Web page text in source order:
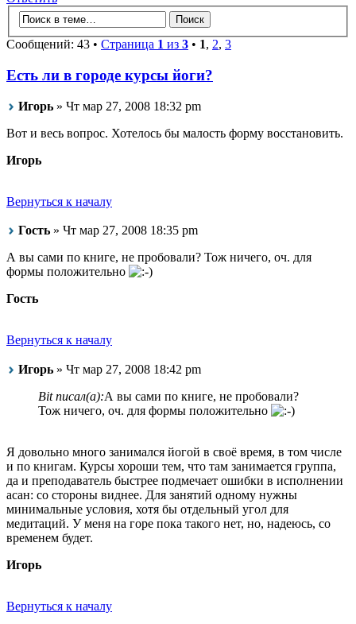
Сообщений: 43 • Страница 1 из 3 • 1, 2, 3
Есть ли в городе курсы йоги?
Игорь » Чт мар 27, 2008 18:32 pm
Вот и весь вопрос. Хотелось бы малость форму восстановить.
Игорь
Вернуться к началу
Гость » Чт мар 27, 2008 18:35 pm
А вы сами по книге, не пробовали? Тож ничего, оч. для
формы положительно
Гость
Вернуться к началу
Игорь » Чт мар 27, 2008 18:42 pm
Bit писал(а):А вы сами по книге, не пробовали?
Тож ничего, оч. для формы положительно
Я довольно много занимался йогой в своё время, в том числе
и по книгам. Курсы хороши тем, что там занимается группа,
да и преподаватель быстрее подмечает ошибки в исполнении
асан: со стороны виднее. Для занятий одному нужны
минимальные условия, хотя бы отдельный угол для
медитаций. У меня на горе пока такого нет, но, надеюсь, со
временем будет.
Игорь
Вернуться к началу